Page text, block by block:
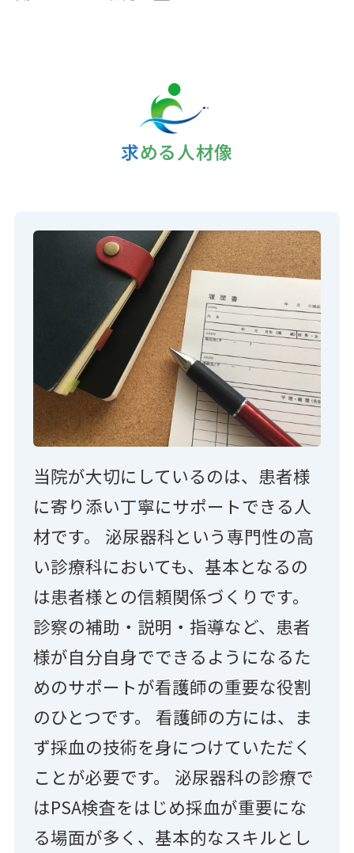
求める人材像
当院が大切にしているのは、患者様
に寄り添い丁寧にサポートできる人
材です。 泌尿器科という専門性の高
い診療科においても、基本となるの
は患者様との信頼関係づくりです。
診察の補助・説明・指導など、患者
様が自分自身でできるようになるた
めのサポートが看護師の重要な役割
のひとつです。 看護師の方には、ま
ず採血の技術を身につけていただく
ことが必要です。 泌尿器科の診療で
はPSA検査をはじめ採血が重要にな
る場面が多く、基本的なスキルとし